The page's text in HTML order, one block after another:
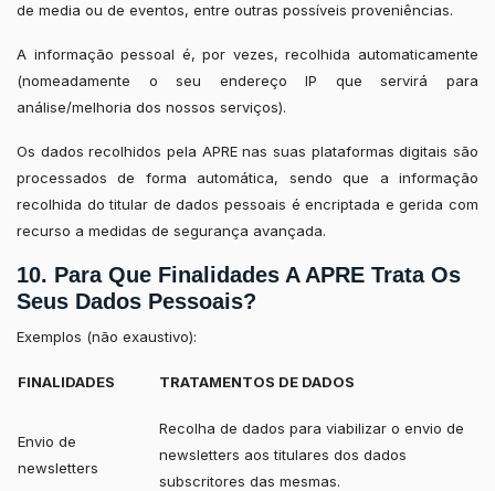
de media ou de eventos, entre outras possíveis proveniências.
A informação pessoal é, por vezes, recolhida automaticamente
(nomeadamente o seu endereço IP que servirá para
análise/melhoria dos nossos serviços).
Os dados recolhidos pela APRE nas suas plataformas digitais são
processados de forma automática, sendo que a informação
recolhida do titular de dados pessoais é encriptada e gerida com
recurso a medidas de segurança avançada.
10. Para Que Finalidades A APRE Trata Os
Seus Dados Pessoais?
Exemplos (não exaustivo):
FINALIDADES TRATAMENTOS DE DADOS
Envio de
newsletters
Recolha de dados para viabilizar o envio de
newsletters aos titulares dos dados
subscritores das mesmas.